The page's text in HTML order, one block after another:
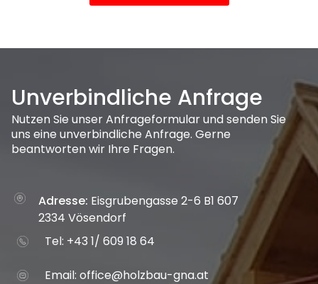
Unverbindliche Anfrage
Nutzen Sie unser Anfrageformular und senden Sie
uns eine unverbindliche Anfrage. Gerne
beantworten wir Ihre Fragen.
Adresse: Eisgrubengasse 2-6 B1 607
2334 Vösendorf
Tel: +43 1/ 609 18 64
Email: office@holzbau-gna.at